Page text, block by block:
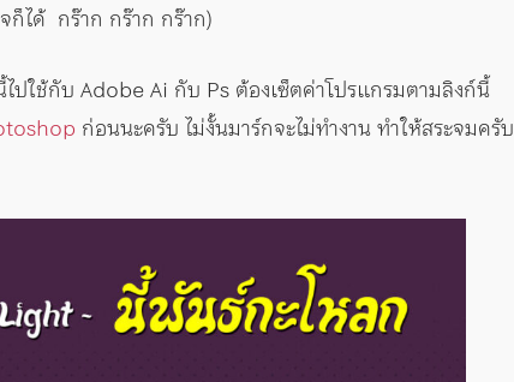
ก็ได้ กร๊าก กร๊าก กร๊าก)
ใช้กับ Adobe Ai กับ Ps ต้องเซ็ตค่าโปรแกรมตามลิงก์นี้
ก่อนนะครับ ไม่งั้นมาร์กจะไม่ทำงาน ทำให้สระจมครับ